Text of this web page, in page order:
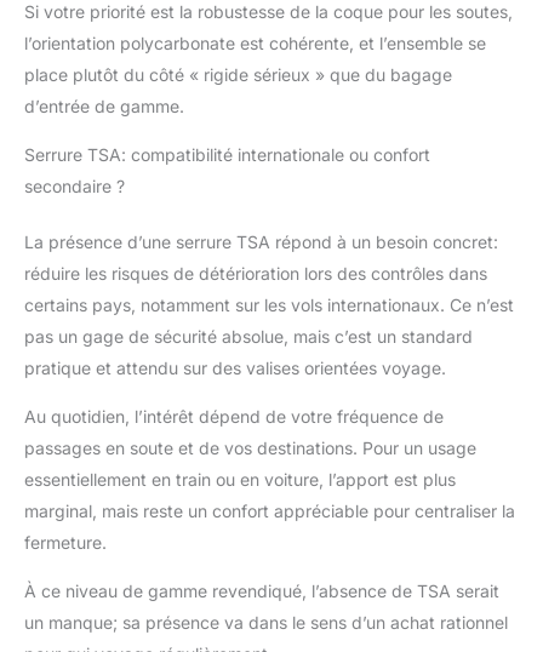
toilette, la cabine pour
les week-ends, la
pour les voyages plus
Si votre priorité est la robustesse de la coque pour les soutes,
l’orientation polycarbonate est cohérente, et l’ensemble se
place plutôt du côté « rigide sérieux » que du bagage
d’entrée de gamme.
Serrure TSA: compatibilité internationale ou confort
secondaire ?
La présence d’une serrure TSA répond à un besoin concret:
réduire les risques de détérioration lors des contrôles dans
certains pays, notamment sur les vols internationaux. Ce n’est
pas un gage de sécurité absolue, mais c’est un standard
pratique et attendu sur des valises orientées voyage.
Au quotidien, l’intérêt dépend de votre fréquence de
passages en soute et de vos destinations. Pour un usage
essentiellement en train ou en voiture, l’apport est plus
marginal, mais reste un confort appréciable pour centraliser la
fermeture.
À ce niveau de gamme revendiqué, l’absence de TSA serait
un manque; sa présence va dans le sens d’un achat rationnel